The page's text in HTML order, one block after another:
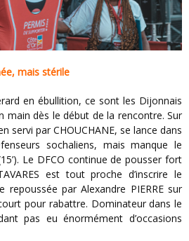
mais stérile
main dès le début de la rencontre. Sur
servi par CHOUCHANE, se lance dans
sochaliens, mais manque le
Le DFCO continue de pousser fort
est tout proche d’inscrire le
par Alexandre PIERRE sur
pour rabattre. Dominateur dans le
pas eu énormément d’occasions